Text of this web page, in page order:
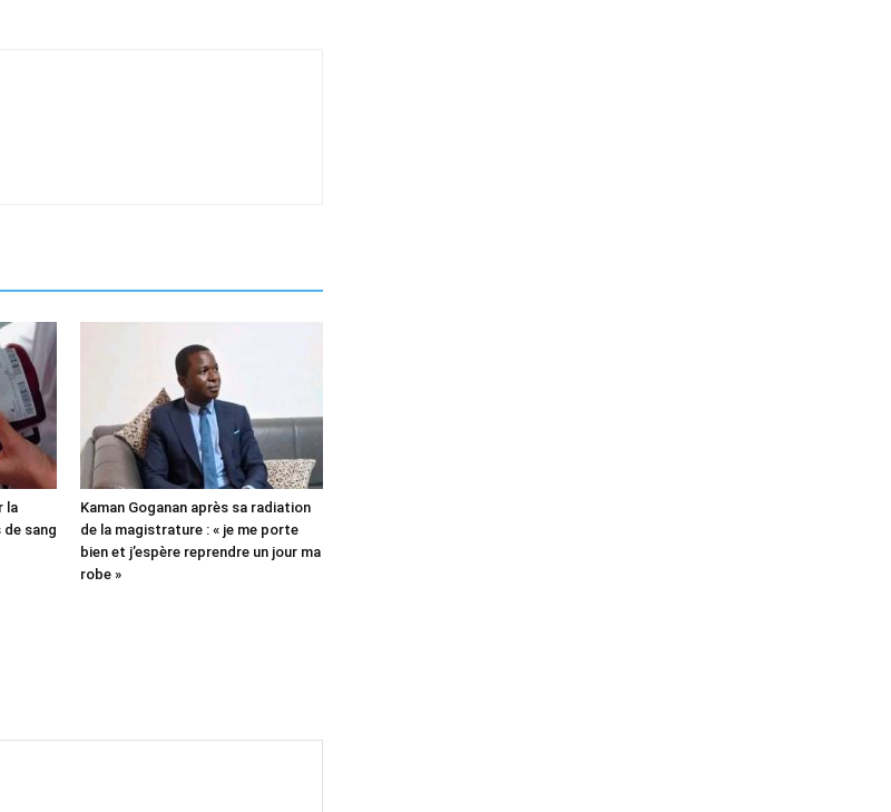
la
sang
Kaman Goganan après sa radiation
de la magistrature : « je me porte
bien et j’espère reprendre un jour ma
robe »